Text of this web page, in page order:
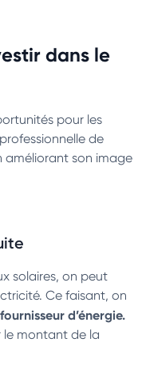
dans le
pour les
de
améliorant son image
solaires, on peut
Ce faisant, on
fournisseur d’énergie.
montant de la